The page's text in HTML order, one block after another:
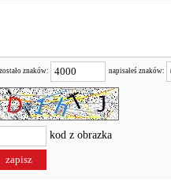
znaków: napisałeś znaków:
kod z obrazka